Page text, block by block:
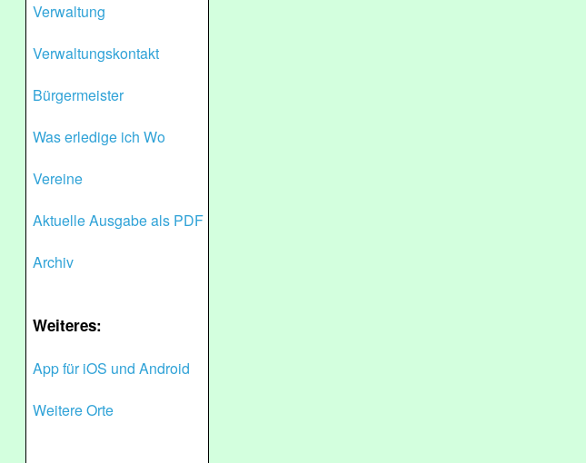
Verwaltung
Verwaltungskontakt
Bürgermeister
Was erledige ich Wo
Vereine
Aktuelle Ausgabe als PDF
Archiv
Weiteres:
App für iOS und Android
Weitere Orte